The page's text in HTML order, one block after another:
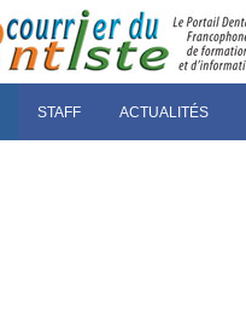
STAFF ACTUALITÉS